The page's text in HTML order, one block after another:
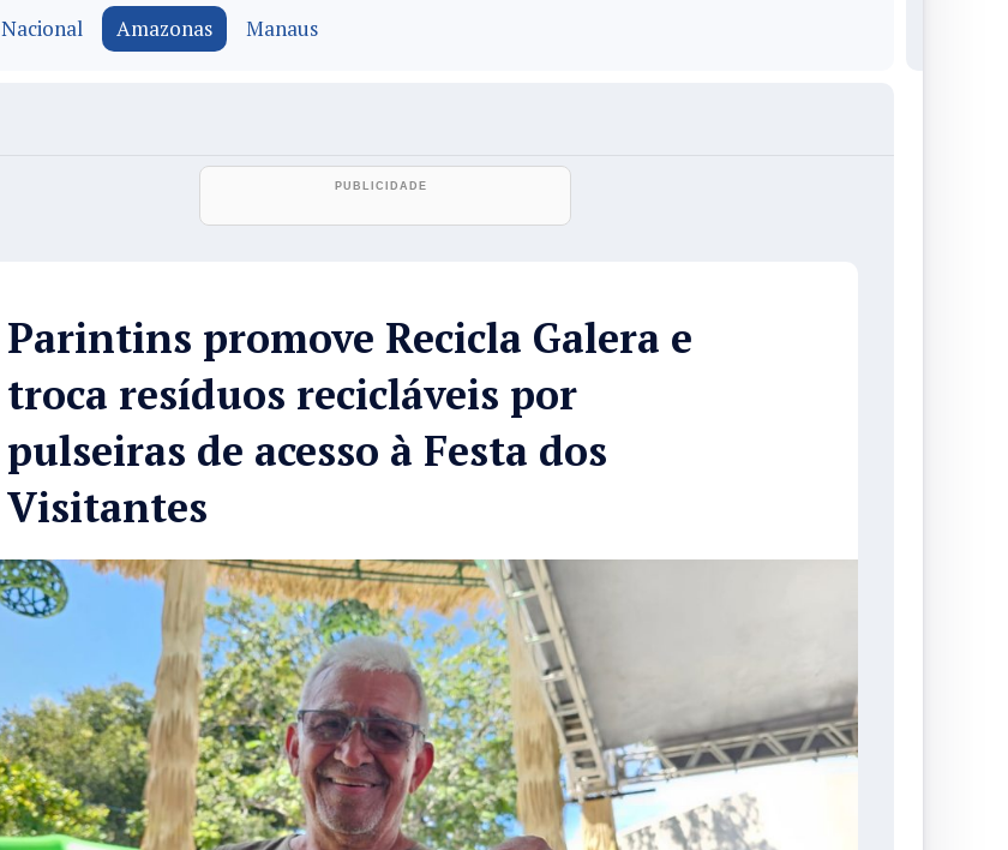
Nacional Amazonas Manaus
Parintins promove Recicla Galera e
troca resíduos recicláveis por
pulseiras de acesso à Festa dos
Visitantes